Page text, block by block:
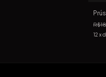
12 x